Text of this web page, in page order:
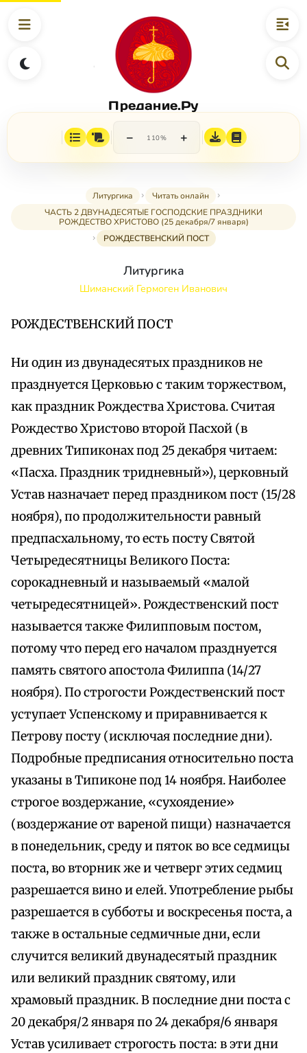
Предание.Ру
− 110% +
Литургика
Читать онлайн
ЧАСТЬ 2 ДВУНАДЕСЯТЫЕ ГОСПОДСКИЕ ПРАЗДНИКИ
РОЖДЕСТВО ХРИСТОВО (25 декабря/7 января)
РОЖДЕСТВЕНСКИЙ ПОСТ
Литургика
Шиманский Гермоген Иванович
РОЖДЕСТВЕНСКИЙ ПОСТ
Ни один из двунадесятых праздников не
празднуется Церковью с таким торжеством,
как праздник Рождества Христова. Считая
Рождество Христово второй Пасхой (в
древних Типиконах под 25 декабря читаем:
«Пасха. Праздник тридневный»), церковный
Устав назначает перед праздником пост (15/28
ноября), по продолжительности равный
предпасхальному, то есть посту Святой
Четыредесятницы Великого Поста:
сорокадневный и называемый «малой
четыредесятницей». Рождественский пост
называется также Филипповым постом,
потому что перед его началом празднуется
память святого апостола Филиппа (14/27
ноября). По строгости Рождественский пост
уступает Успенскому и приравнивается к
Петрову посту (исключая последние дни).
Подробные предписания относительно поста
указаны в Типиконе под 14 ноября. Наиболее
строгое воздержание, «сухоядение»
(воздержание от вареной пищи) назначается
в понедельник, среду и пяток во все седмицы
поста, во вторник же и четверг этих седмиц
разрешается вино и елей. Употребление рыбы
разрешается в субботы и воскресенья поста, а
также в остальные седмичные дни, если
случится великий двунадесятый праздник
или великий праздник святому, или
храмовый праздник. В последние дни поста с
20 декабря/2 января по 24 декабря/6 января
Устав усиливает строгость поста: в эти дни